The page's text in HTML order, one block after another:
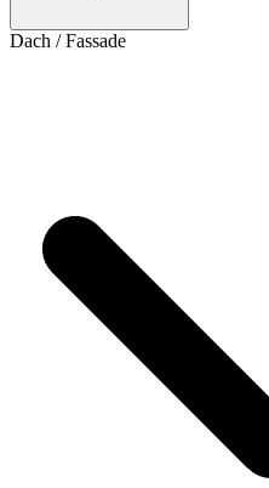
Dach / Fassade